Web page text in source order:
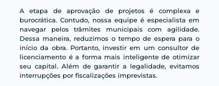
A etapa de aprovação de projetos é complexa e
burocrática. Contudo, nossa equipe é especialista em
navegar pelos trâmites municipais com agilidade.
Dessa maneira, reduzimos o tempo de espera para o
início da obra. Portanto, investir em um consultor de
licenciamento é a forma mais inteligente de otimizar
seu capital. Além de garantir a legalidade, evitamos
interrupções por fiscalizações imprevistas.